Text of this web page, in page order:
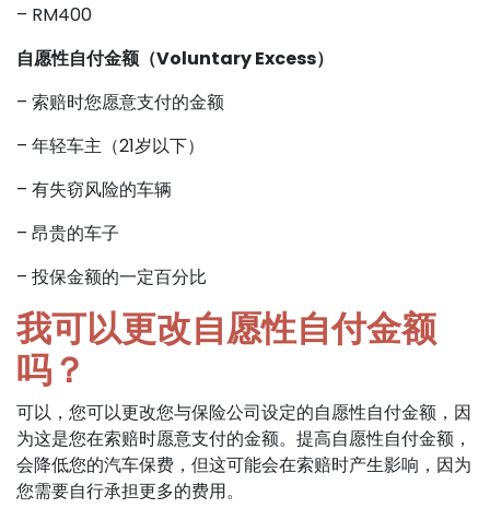
– RM400
自愿性自付金额（Voluntary Excess）
– 索赔时您愿意支付的金额
– 年轻车主（21岁以下）
– 有失窃风险的车辆
– 昂贵的车子
– 投保金额的一定百分比
我可以更改自愿性自付金额
吗？
可以，您可以更改您与保险公司设定的自愿性自付金额，因
为这是您在索赔时愿意支付的金额。提高自愿性自付金额，
会降低您的汽车保费，但这可能会在索赔时产生影响，因为
您需要自行承担更多的费用。